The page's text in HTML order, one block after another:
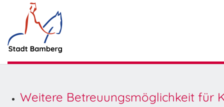
Weitere Betreuungsmöglichkeit für